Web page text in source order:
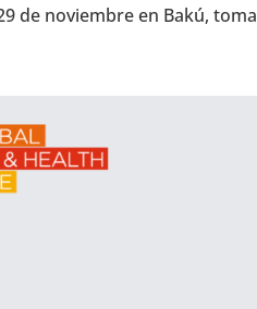
de noviembre en Bakú,